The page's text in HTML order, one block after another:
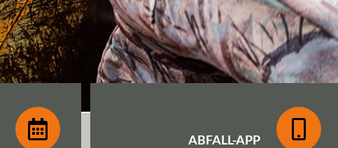
ABFALL-APP